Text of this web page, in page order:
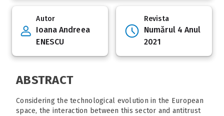
Autor
Ioana Andreea
ENESCU
Revista
Numărul 4 Anul
2021
ABSTRACT
Considering the technological evolution in the European
space, the interaction between this sector and antitrust